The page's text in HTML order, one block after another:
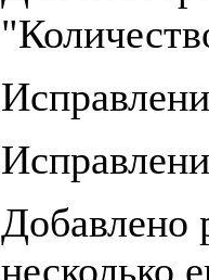
Добавлено
несколько